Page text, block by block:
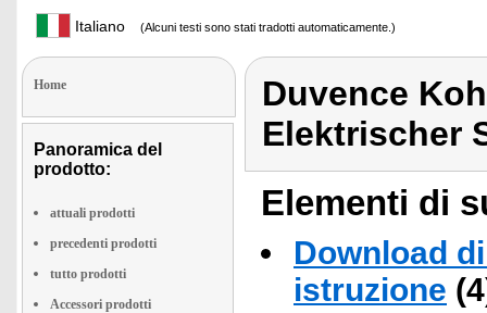
Italiano (Alcuni testi sono stati tradotti automaticamente.)
Home
Panoramica del
prodotto:
attuali prodotti
precedenti prodotti
tutto prodotti
Accessori prodotti
Duvence
Elektrischer
Elementi di
Download
istruzione